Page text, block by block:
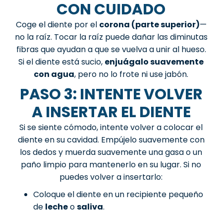
CON CUIDADO
Coge el diente por el corona (parte superior)—
no la raíz. Tocar la raíz puede dañar las diminutas
fibras que ayudan a que se vuelva a unir al hueso.
Si el diente está sucio, enjuágalo suavemente
con agua, pero no lo frote ni use jabón.
PASO 3: INTENTE VOLVER
A INSERTAR EL DIENTE
Si se siente cómodo, intente volver a colocar el
diente en su cavidad. Empújelo suavemente con
los dedos y muerda suavemente una gasa o un
paño limpio para mantenerlo en su lugar. Si no
puedes volver a insertarlo:
Coloque el diente en un recipiente pequeño
de lecheosaliva.